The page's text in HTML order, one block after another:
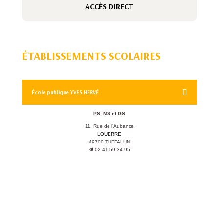
ACCÈS DIRECT
ÉTABLISSEMENTS SCOLAIRES
École publique YVES HERVÉ
PS, MS et GS
11, Rue de l’Aubance
LOUERRE
49700 TUFFALUN
02 41 59 34 95